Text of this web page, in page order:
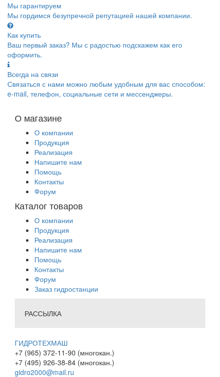
Мы гарантируем
Мы гордимся безупречной репутацией нашей компании.
Как купить
Ваш первый заказ? Мы с радостью подскажем как его
оформить.
Всегда на связи
Связаться с нами можно любым удобным для вас способом:
e-mail, телефон, социальные сети и мессенджеры.
О магазине
О компании
Продукция
Реализация
Напишите нам
Помощь
Контакты
Форум
Каталог товаров
О компании
Продукция
Реализация
Напишите нам
Помощь
Контакты
Форум
Заказ гидростанции
РАССЫЛКА
ГИДРОТЕХМАШ
+7 (965) 372-11-90 (многокан.)
+7 (495) 926-38-84 (многокан.)
gidro2000@mail.ru